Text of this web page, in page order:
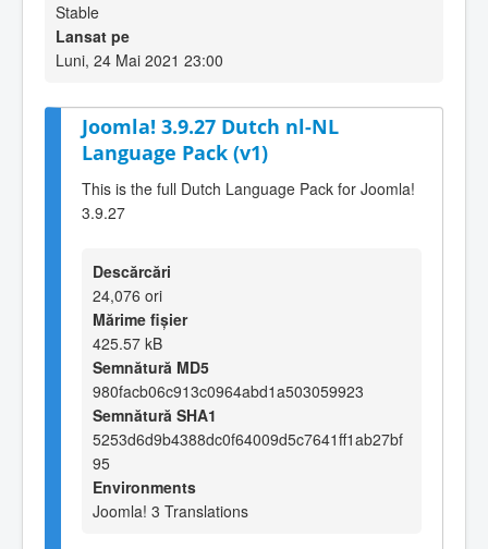
Stable
Lansat pe
Luni, 24 Mai 2021 23:00
Joomla! 3.9.27 Dutch nl-NL
Language Pack (v1)
This is the full Dutch Language Pack for Joomla!
3.9.27
Descărcări
24,076 ori
Mărime fișier
425.57 kB
Semnătură MD5
980facb06c913c0964abd1a503059923
Semnătură SHA1
5253d6d9b4388dc0f64009d5c7641ff1ab27bf
95
Environments
Joomla! 3 Translations